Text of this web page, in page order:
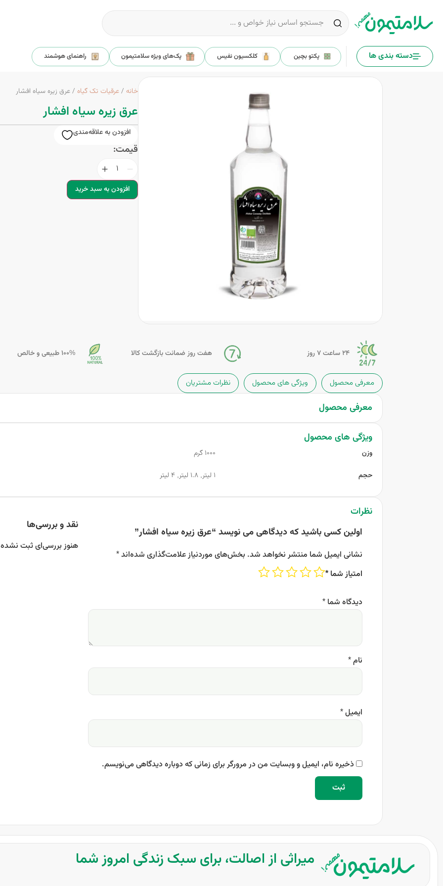
دسته بندی ها پکتو بچین کلکسیون نفیس پک‌های ویژه سلامتیمون راهنمای هوشمند
خانه /عرقیات تک گیاه / عرق زیره سیاه افشار
عرق زیره سیاه افشار
افزودن به علاقه‌مندی
قیمت:
افزودن به سبد خرید
24 ساعت 7 روز هفت روز ضمانت بازگشت کالا 100% طبیعی و خالص
معرفی محصول ویژگی های محصول نظرات مشتریان
معرفی محصول
ویژگی های محصول
وزن
1000 گرم
حجم
1 لیتر, 1.8 لیتر, 4 لیتر
نظرات
نقد و بررسی‌ها
هنوز بررسی‌ای ثبت
اولین کسی باشید که دیدگاهی می نویسد “عرق زیره سیاه افشار”
نشانی ایمیل شما منتشر نخواهد شد. بخش‌های موردنیاز علامت‌گذاری شده‌اند*
امتیاز شما *
دیدگاه شما *
نام*
ایمیل*
ذخیره نام، ایمیل و وبسایت من در مرورگر برای زمانی که دوباره دیدگاهی می‌نویسم.
میراثی از اصالت، برای سبک زندگی امروز شما